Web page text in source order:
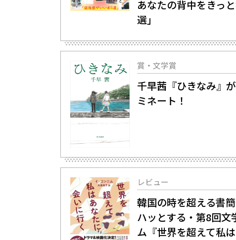
あなたの背中をきっ
選」
賞・文学賞
千早茜『ひきなみ』
ミネート！
レビュー
韓国の時を超える書
ハッとする・第8回文
ム『世界を超えて私